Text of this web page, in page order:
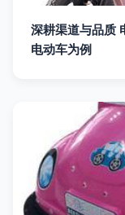
深耕渠道与品质
电动车为例